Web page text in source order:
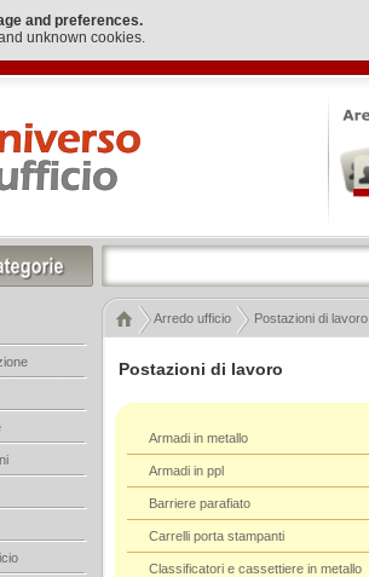
and preferences.
unknown cookies.
Postazioni di lavoro
Armadi in metallo
Armadi in ppl
Barriere parafiato
Carrelli porta stampanti
Classificatori e cassettiere in metallo
Arredo ufficio Postazioni di lavoro